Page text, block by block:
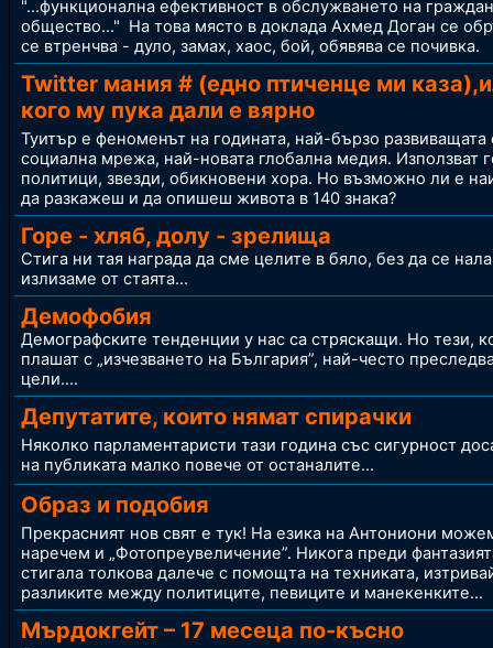
"...функционална ефективност в обслужването на
общество..." На това място в доклада Ахмед Доган се
се втренчва - дуло, замах, хаос, бой, обявява се почивка.
Twitter мания # (едно птиченце ми
кого му пука дали е вярно
Туитър е феноменът на годината, най-бързо развиващата
социална мрежа, най-новата глобална медия. Използват
политици, звезди, обикновени хора. Но възможно ли е
да разкажеш и да опишеш живота в 140 знака?
Горе - хляб, долу - зрелища
Стига ни тая награда да сме целите в бяло, без да се
излизаме от стаята...
Демофобия
Демографските тенденции у нас са стряскащи. Но тези,
плашат с „изчезването на България”, най-често
цели....
Депутатите, които нямат спирачки
Няколко парламентаристи тази година със сигурност
на публиката малко повече от останалите...
Образ и подобия
Прекрасният нов свят е тук! На езика на Антониони
наречем и „Фотопреувеличение”. Никога преди
стигала толкова далече с помощта на техниката,
разликите между политиците, певиците и манекенките...
Мърдокгейт – 17 месеца по-късно